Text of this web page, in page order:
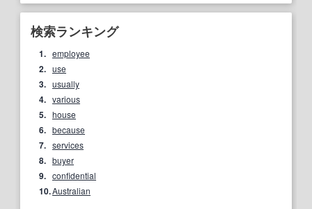
検索ランキング
1. employee
2. use
3. usually
4. various
5. house
6. because
7. services
8. buyer
9. confidential
10.Australian